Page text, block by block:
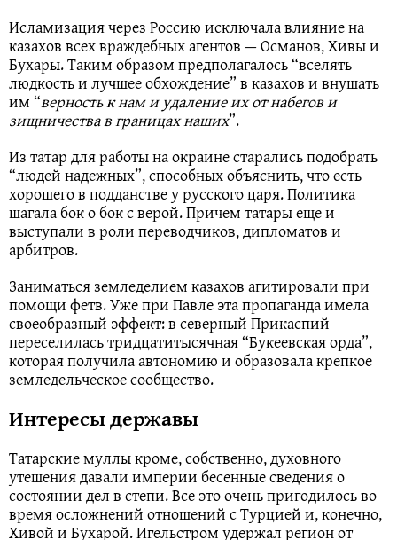
Исламизация через Россию исключала влияние на
казахов всех враждебных агентов — Османов, Хивы и
Бухары. Таким образом предполагалось “вселять
людкость и лучшее обхождение” в казахов и внушать
им “верность к нам и удаление их от набегов и
зищничества в границах наших”.
Из татар для работы на окраине старались подобрать
“людей надежных”, способных объяснить, что есть
хорошего в подданстве у русского царя. Политика
шагала бок о бок с верой. Причем татары еще и
выступали в роли переводчиков, дипломатов и
арбитров.
Заниматься земледелием казахов агитировали при
помощи фетв. Уже при Павле эта пропаганда имела
своеобразный эффект: в северный Прикаспий
переселилась тридцатитысячная “Букеевская орда”,
которая получила автономию и образовала крепкое
земледельческое сообщество.
Интересы державы
Татарские муллы кроме, собственно, духовного
утешения давали империи бесенные сведения о
состоянии дел в степи. Все это очень пригодилось во
время осложнений отношений с Турцией и, конечно,
Хивой и Бухарой. Игельстром удержал регион от